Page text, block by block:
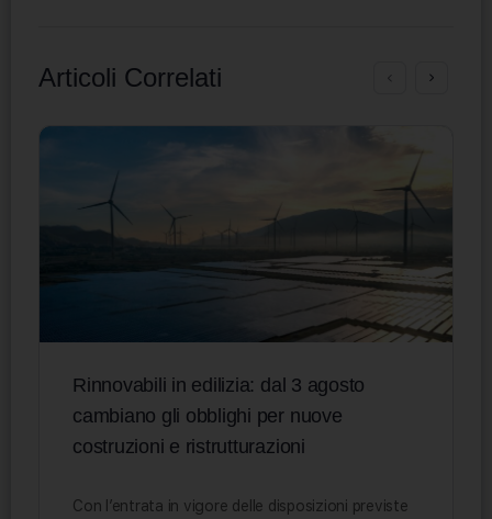
Articoli Correlati
Rinnovabili in edilizia: dal 3 agosto
cambiano gli obblighi per nuove
costruzioni e ristrutturazioni
Con l’entrata in vigore delle disposizioni previste